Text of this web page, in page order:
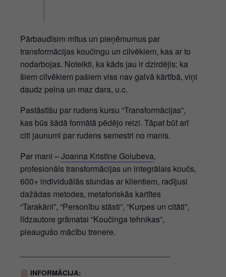
Pārbaudīsim mītus un pieņēmumus par
transformācijas koučingu un cilvēkiem, kas ar to
nodarbojas. Noteikti, ka kāds jau ir dzirdējis: ka
šiem cilvēkiem pašiem viss nav galvā kārtībā, viņi
daudz pelna un maz dara, u.c.
Pastāstīšu par rudens kursu “Transformācijas”,
kas būs šādā formātā pēdējo reizi. Tāpat būt arī
citi jaunumi par rudens semestri no manis.
Par mani –Joanna Kristīne Golubeva,
profesionāls transformācijas un integrālais koučs,
600+ individuālās stundas ar klientiem, radījusi
dažādas metodes, metaforiskās kartītes
“Tarakāni”, “Personību stāsti”, “Kurpes un citāti”,
līdzautore grāmatai “Koučinga tehnikas”,
pieaugušo mācību trenere.
INFORMĀCIJA: